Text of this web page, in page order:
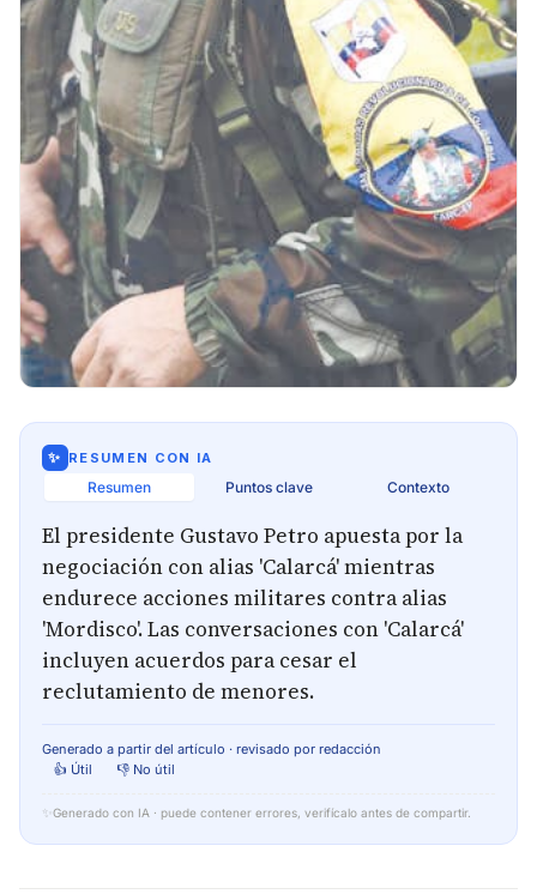
✨ RESUMEN CON IA
Resumen Puntos clave Contexto
El presidente Gustavo Petro apuesta por la
negociación con alias 'Calarcá' mientras
endurece acciones militares contra alias
'Mordisco'. Las conversaciones con 'Calarcá'
incluyen acuerdos para cesar el
reclutamiento de menores.
Generado a partir del artículo · revisado por redacción
👍 Útil
👎 No útil
✨ Generado con IA · puede contener errores, verifícalo antes de compartir.